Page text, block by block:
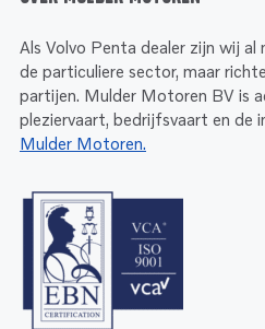
Als Volvo Penta dealer zijn wij
de particuliere sector, maar
partijen. Mulder Motoren BV is
pleziervaart, bedrijfsvaart en de
Mulder Motoren.